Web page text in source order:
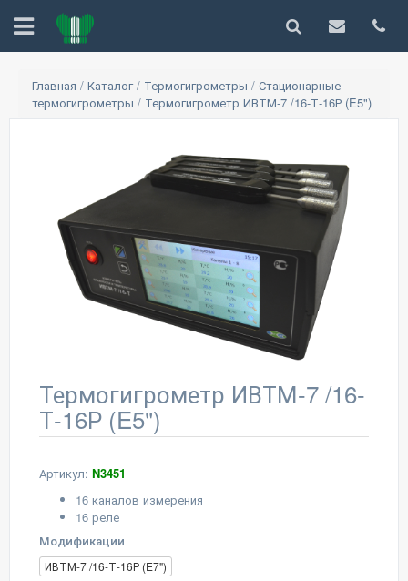
Главная / Каталог/ Термогигрометры / Стационарные
термогигрометры / Термогигрометр ИВТМ-7 /16-Т-16Р (E5")
Термогигрометр ИВТМ-7 /16-
Т-16Р (E5")
Артикул: N3451
16 каналов измерения
16 реле
Модификации
ИВТМ-7 /16-Т-16Р (E7")